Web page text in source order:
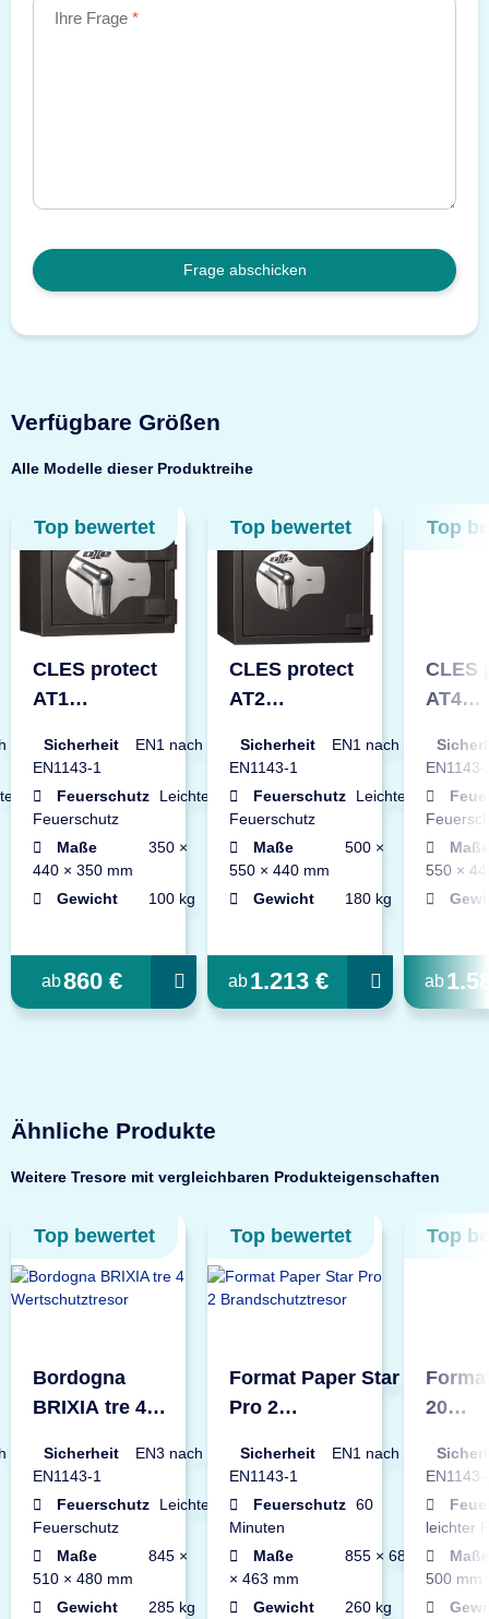
Ihre Frage
Frage abschicken
Verfügbare Größen
Alle Modelle dieser Produktreihe
Top bewertet
CLES protect
AT1
Sicherheit
EN1 nach
EN1143-1
Feuerschutz
Leichter
Feuerschutz
Maße
350 ×
440 × 350 mm
Gewicht
100 kg
ab860 €
Top bewertet
CLES protect
AT2
Sicherheit
EN1 nach
EN1143-1
Feuerschutz
Leichter
Feuerschutz
Maße
500 ×
550 × 440 mm
Gewicht
180 kg
ab1.213 €
Top
CLES
AT4
EN1143-
Maße
550 ×
ab
Ähnliche Produkte
Weitere Tresore mit vergleichbaren Produkteigenschaften
Top bewertet
Bordogna
BRIXIA tre 4
Sicherheit
EN3 nach
EN1143-1
Feuerschutz
Leichter
Feuerschutz
Maße
845 ×
510 × 480 mm
Gewicht
285 kg
Top bewertet
Format Paper Star
Pro 2
Sicherheit
EN1 nach
EN1143-1
Feuerschutz 60
Minuten
Maße
855 × 686
× 463 mm
Gewicht
260 kg
Top
20
EN1143-
leichter
Maße
500 mm